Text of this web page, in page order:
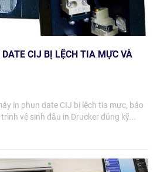
CIJ BỊ LỆCH TIA MỰC VÀ
in phun date CIJ bị lệch tia mực, báo
vệ sinh đầu in Drucker đúng kỹ...